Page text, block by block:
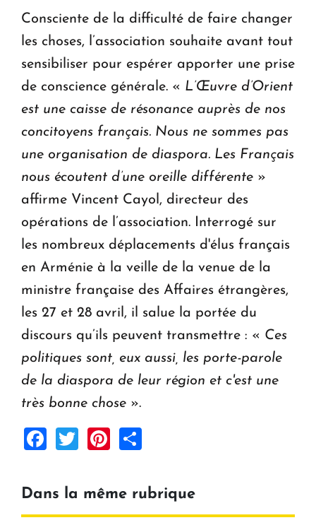
Consciente de la difficulté de faire changer
les choses, l’association souhaite avant tout
sensibiliser pour espérer apporter une prise
de conscience générale. « L’Œuvre d’Orient
est une caisse de résonance auprès de nos
concitoyens français. Nous ne sommes pas
une organisation de diaspora. Les Français
nous écoutent d’une oreille différente »
affirme Vincent Cayol, directeur des
opérations de l’association. Interrogé sur
les nombreux déplacements d'élus français
en Arménie à la veille de la venue de la
ministre française des Affaires étrangères,
les 27 et 28 avril, il salue la portée du
discours qu’ils peuvent transmettre : « Ces
politiques sont, eux aussi, les porte-parole
de la diaspora de leur région et c'est une
très bonne chose ».
Facebook
TwitterPinterest
Dans la même rubrique